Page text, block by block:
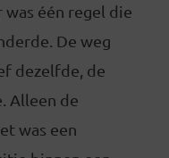
was één regel die
De weg
dezelfde, de
Alleen de
was een